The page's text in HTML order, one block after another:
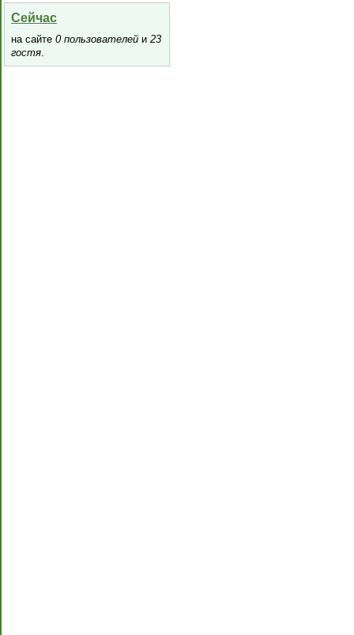
Сейчас
на сайте 0 пользователей и 23
гостя.